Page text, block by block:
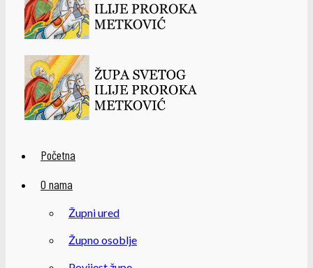
Početna
O nama
Župni ured
Župno osoblje